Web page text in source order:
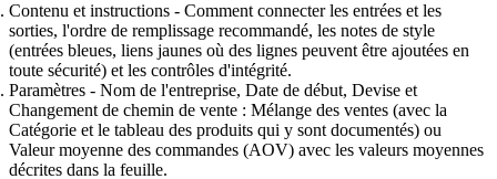
Contenu et instructions - Comment connecter les entrées et les
sorties, l'ordre de remplissage recommandé, les notes de style
(entrées bleues, liens jaunes où des lignes peuvent être ajoutées en
toute sécurité) et les contrôles d'intégrité.
Paramètres - Nom de l'entreprise, Date de début, Devise et
Changement de chemin de vente : Mélange des ventes (avec la
Catégorie et le tableau des produits qui y sont documentés) ou
Valeur moyenne des commandes (AOV) avec les valeurs moyennes
décrites dans la feuille.